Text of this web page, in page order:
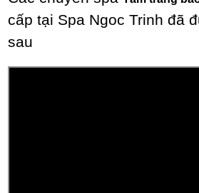
cấp tại Spa Ngoc Trinh đã
sau